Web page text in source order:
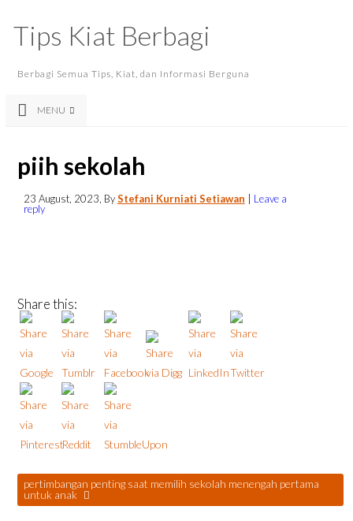
Tips Kiat Berbagi
Berbagi Semua Tips, Kiat, dan Informasi Berguna
MENU
piih sekolah
23 August, 2023 , ByStefani Kurniati Setiawan
Leave a
reply
Share this:
pertimbangan penting saat memilih sekolah menengah pertama
untuk anak